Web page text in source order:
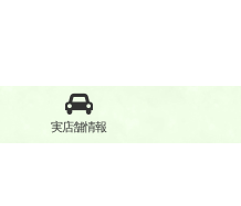
実店舗情報